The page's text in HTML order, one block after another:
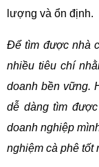
lượng và ổn định.
Để tìm được nhà
nhiều tiêu chí
doanh bền vững.
dễ dàng tìm
doanh nghiệp
nghiệm cà phê tốt